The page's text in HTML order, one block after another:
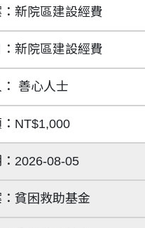
新院區建設經費
新院區建設經費
善心人士
NT$1,000
2026-08-05
貧困救助基金